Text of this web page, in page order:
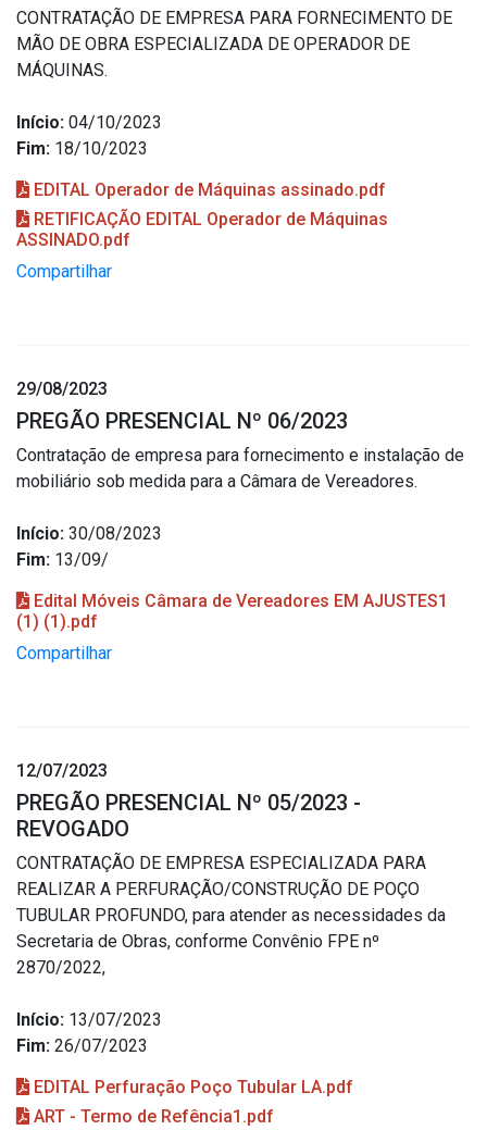
CONTRATAÇÃO DE EMPRESA PARA FORNECIMENTO DE
MÃO DE OBRA ESPECIALIZADA DE OPERADOR DE
MÁQUINAS.
Início: 04/10/2023
Fim: 18/10/2023
EDITAL Operador de Máquinas assinado.pdf
RETIFICAÇÃO EDITAL Operador de Máquinas
ASSINADO.pdf
Compartilhar
29/08/2023
PREGÃO PRESENCIAL Nº 06/2023
Contratação de empresa para fornecimento e instalação de
mobiliário sob medida para a Câmara de Vereadores.
Início: 30/08/2023
Fim: 13/09/
Edital Móveis Câmara de Vereadores EM AJUSTES1
(1) (1).pdf
Compartilhar
12/07/2023
PREGÃO PRESENCIAL Nº 05/2023 -
REVOGADO
CONTRATAÇÃO DE EMPRESA ESPECIALIZADA PARA
REALIZAR A PERFURAÇÃO/CONSTRUÇÃO DE POÇO
TUBULAR PROFUNDO, para atender as necessidades da
Secretaria de Obras, conforme Convênio FPE nº
2870/2022,
Início: 13/07/2023
Fim: 26/07/2023
EDITAL Perfuração Poço Tubular LA.pdf
ART - Termo de Refência1.pdf